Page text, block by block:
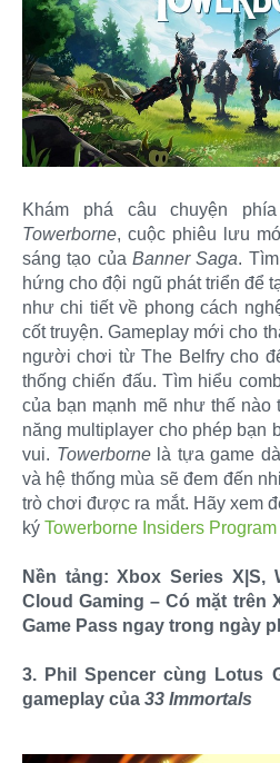
Khám phá câu chuyện
Towerborne, cuộc phiêu lưu
sáng tạo củaBanner Saga.
hứng cho đội ngũ phát triển để
như chi tiết về phong cách
cốt truyện. Gameplay mới cho
người chơi từ The Belfry cho
thống chiến đấu. Tìm hiểu
của bạn mạnh mẽ như thế nào
năng multiplayer cho phép bạn
vui. Towerbornelà tựa game
và hệ thống mùa sẽ đem đến
trò chơi được ra mắt. Hãy xem
ký Towerborne Insiders Program
Nền tảng: Xbox Series X|S,
Cloud Gaming – Có mặt trên
Game Pass ngay trong ngày
3. Phil Spencer cùng Lotus
gameplay của 33 Immortals